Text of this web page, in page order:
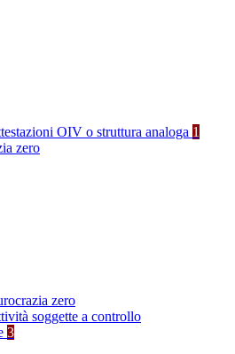
OIV o struttura analoga 1
zero
zero
soggette a controllo
3